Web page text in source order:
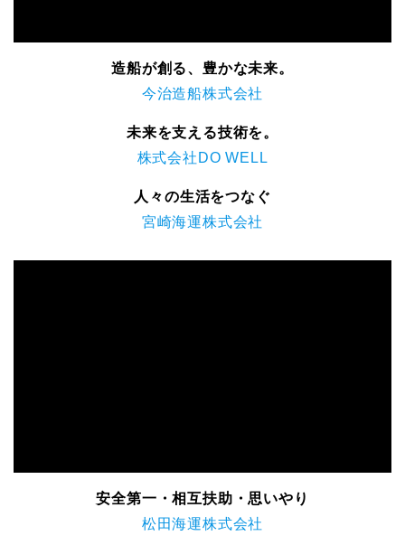
造船が創る、豊かな未来。
今治造船株式会社
未来を支える技術を。
株式会社DO WELL
人々の生活をつなぐ
宮崎海運株式会社
安全第一・相互扶助・思いやり
松田海運株式会社